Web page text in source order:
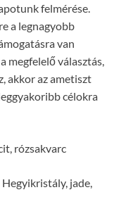
felmérése.
a legnagyobb
van
megfelelő választás,
akkor az ametiszt
célokra
rózsakvarc
Hegyikristály, jade,